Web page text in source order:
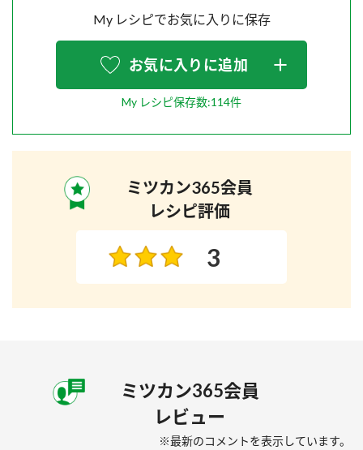
My レシピでお気に入りに保存
お気に入りに追加
My レシピ保存数:114件
ミツカン365会員
レシピ評価
3
ミツカン365会員
レビュー
※最新のコメントを表示しています。